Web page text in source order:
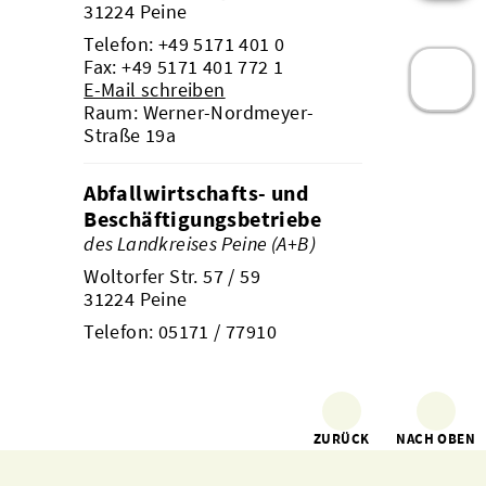
31224 Peine
Telefon: +49 5171 401 0
Fax: +49 5171 401 772 1
E-Mail schreiben
Raum: Werner-Nordmeyer-
Straße 19a
Abfallwirtschafts- und
Beschäftigungsbetriebe
des Landkreises Peine (A+B)
Woltorfer Str. 57 / 59
31224 Peine
Telefon: 05171 / 77910
ZURÜCK NACH OBEN